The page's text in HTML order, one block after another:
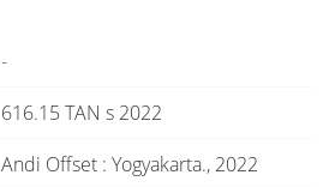
-
616.15 TAN s 2022
Andi Offset : Yogyakarta., 2022